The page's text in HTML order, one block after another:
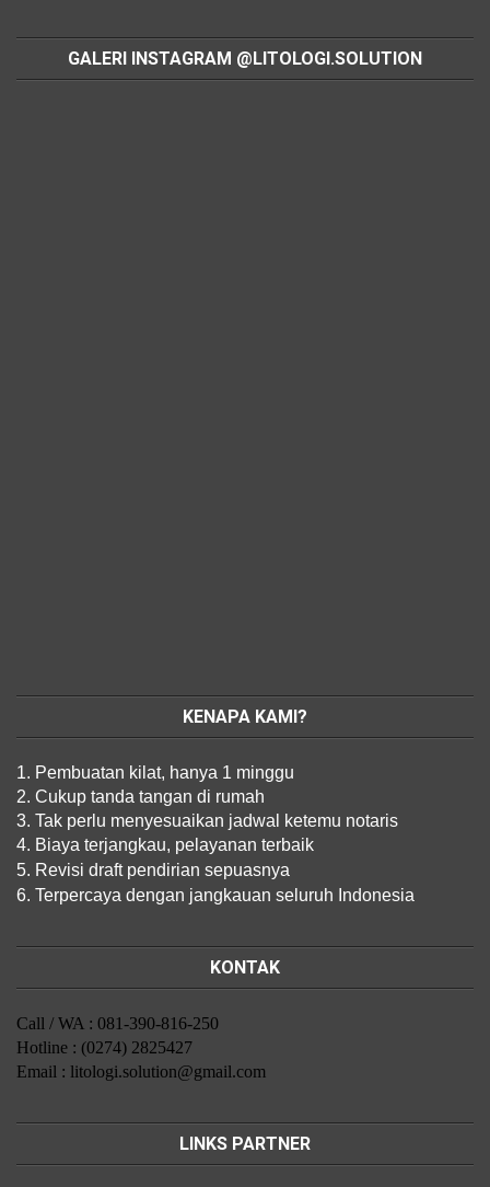
GALERI INSTAGRAM @LITOLOGI.SOLUTION
KENAPA KAMI?
1. Pembuatan kilat, hanya 1 minggu
2. Cukup tanda tangan di rumah
3. Tak perlu menyesuaikan jadwal ketemu notaris
4. Biaya terjangkau, pelayanan terbaik
5. Revisi draft pendirian sepuasnya
6. Terpercaya dengan jangkauan seluruh Indonesia
KONTAK
Call / WA : 081-390-816-250
Hotline : (0274) 2825427
Email : litologi.solution@gmail.com
LINKS PARTNER